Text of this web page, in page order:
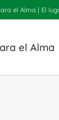
el Alma | El
el Alma